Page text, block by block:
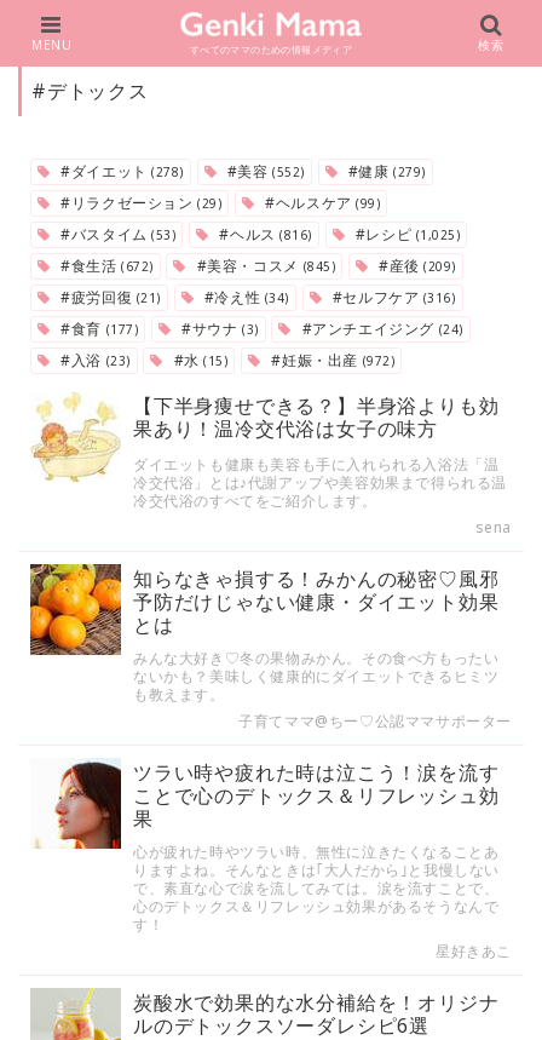
すべてのママのための情報メディア
MENU 検索
#デトックス
#ダイエット(278) #美容(552) #健康(279)
#リラクゼーション(29) #ヘルスケア(99)
#バスタイム(53) #ヘルス(816) #レシピ (1,025)
#食生活(672) #美容・コスメ (845) #産後(209)
#疲労回復 (21) #冷え性 (34) #セルフケア (316)
#食育 (177) #サウナ(3) #アンチエイジング (24)
#入浴 (23) #水(15) #妊娠・出産 (972)
【下半身痩せできる？】半身浴よりも効
果あり！温冷交代浴は女子の味方
ダイエットも健康も美容も手に入れられる入浴法「温
冷交代浴」とは♪代謝アップや美容効果まで得られる温
冷交代浴のすべてをご紹介します。
sena
知らなきゃ損する！みかんの秘密♡風邪
予防だけじゃない健康・ダイエット効果
とは
みんな大好き♡冬の果物みかん。その食べ方もったい
ないかも？美味しく健康的にダイエットできるヒミツ
も教えます。
子育てママ@ちー♡公認ママサポーター
ツラい時や疲れた時は泣こう！涙を流す
ことで心のデトックス＆リフレッシュ効
果
心が疲れた時やツラい時、無性に泣きたくなることあ
りますよね。そんなときは｢大人だから｣と我慢しない
で、素直な心で涙を流してみては。涙を流すことで、
心のデトックス＆リフレッシュ効果があるそうなんで
す！
星好きあこ
炭酸水で効果的な水分補給を！オリジナ
ルのデトックスソーダレシピ6選